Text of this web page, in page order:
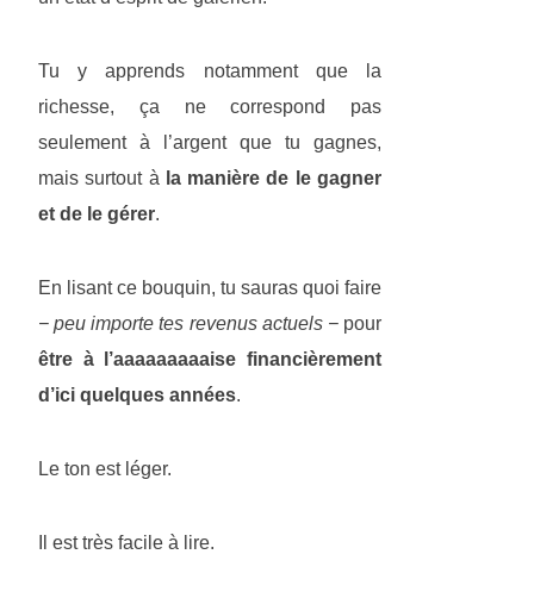
Tu y apprends notamment que la
richesse, ça ne correspond pas
seulement à l’argent que tu gagnes,
mais surtout à la manière de le gagner
et de le gérer.
En lisant ce bouquin, tu sauras quoi faire
− peu importe tes revenus actuels −pour
être à l’aaaaaaaaaise financièrement
d’ici quelques années.
Le ton est léger.
Il est très facile à lire.